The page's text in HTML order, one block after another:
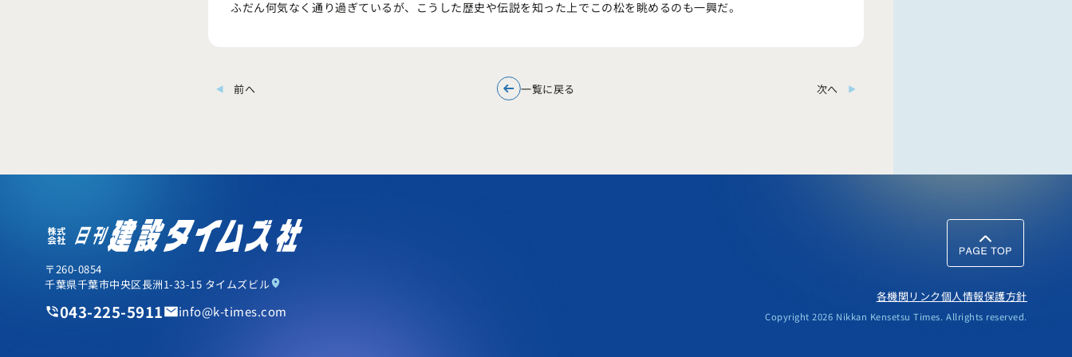
ふだん何気なく通り過ぎているが、こうした歴史や伝説を知った上でこの松を眺めるのも一興だ。
前へ 一覧に戻る 次へ
〒260-0854
千葉県千葉市中央区長洲1-33-15 タイムズビル
043-225-5911 info k-times.com
各機関リンク個人情報保護方針
Copyright 2026 Nikkan Kensetsu Times. Allrights reserved.